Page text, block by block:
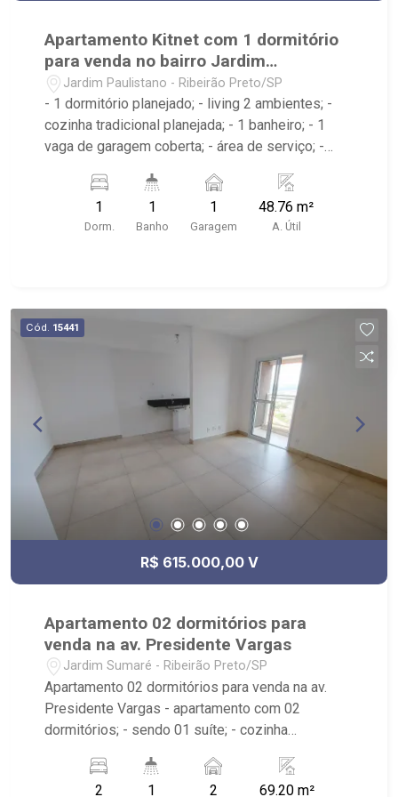
Apartamento Kitnet com 1 dormitório
para venda no bairro Jardim
Paulistano
Jardim Paulistano - Ribeirão Preto/SP
- 1 dormitório planejado; - living 2 ambientes; -
cozinha tradicional planejada; - 1 banheiro; - 1
vaga de garagem coberta; - área de serviço; -
Olianchi Ribeirão, Mini Rodoviária Ribeirão Preto
1
Dorm.
1
Banho
1
Garagem
48.76 m²
A. Útil
Cód. 15441
R$ 615.000,00 V
Apartamento 02 dormitórios para
venda na av. Presidente Vargas
Jardim Sumaré - Ribeirão Preto/SP
Apartamento 02 dormitórios para venda na av.
Presidente Vargas - apartamento com 02
dormitórios; - sendo 01 suíte; - cozinha
social; - sacada; - área de serviço; - Condomínio:
2 1 2 69.20 m²